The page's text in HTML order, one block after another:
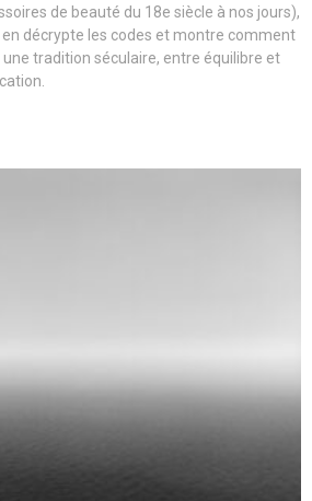
de beauté du 18e siècle à nos jours),
en décrypte les codes et montre comment
une tradition séculaire, entre équilibre et